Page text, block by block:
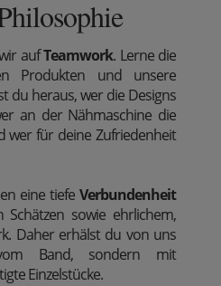
aufTeamwork. Lerne die
Produkten und unsere
du heraus, wer die Designs
an der Nähmaschine die
wer für deine Zufriedenheit
eine tiefe Verbundenheit
sowie ehrlichem,
Daher erhälst du von uns
Band, sondern mit
Einzelstücke.